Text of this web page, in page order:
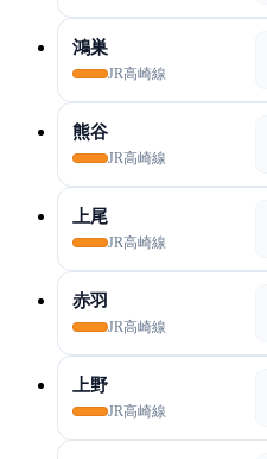
鴻巣
JR高崎線
熊谷
JR高崎線
上尾
JR高崎線
赤羽
JR高崎線
上野
JR高崎線